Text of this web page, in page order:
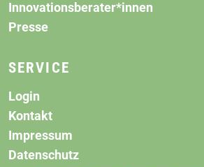
Innovationsberater*innen
Presse
SERVICE
Login
Kontakt
Impressum
Datenschutz